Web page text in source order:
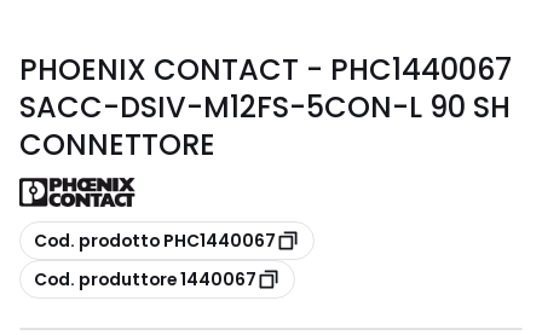
PHOENIX CONTACT - PHC1440067
SACC-DSIV-M12FS-5CON-L 90 SH
CONNETTORE
copia
Cod. prodotto PHC1440067
copia
Cod. produttore 1440067